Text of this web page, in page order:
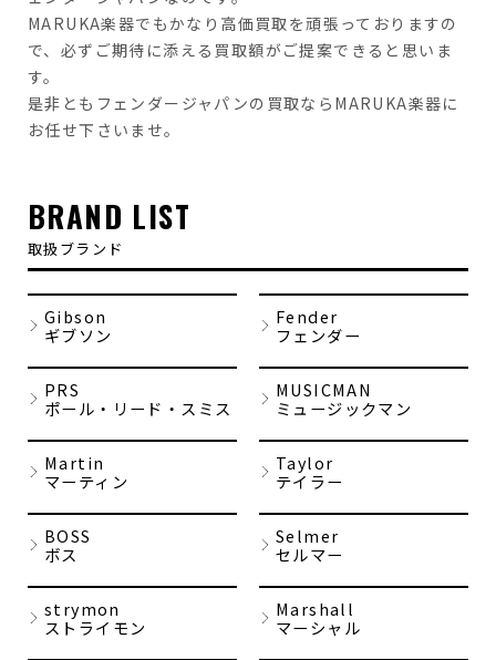
MARUKA楽器でもかなり高価買取を頑張っておりますの
で、必ずご期待に添える買取額がご提案できると思いま
す。
是非ともフェンダージャパンの買取ならMARUKA楽器に
お任せ下さいませ。
BRAND LIST
取扱ブランド
Gibson
ギブソン
Fender
フェンダー
PRS
ポール・リード・スミス
MUSICMAN
ミュージックマン
Martin
マーティン
Taylor
テイラー
BOSS
ボス
Selmer
セルマー
strymon
ストライモン
Marshall
マーシャル